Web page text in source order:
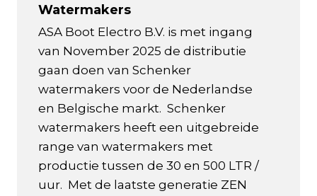
Watermakers
ASA Boot Electro B.V. is met ingang
van November 2025 de distributie
gaan doen van Schenker
watermakers voor de Nederlandse
en Belgische markt. Schenker
watermakers heeft een uitgebreide
range van watermakers met
productie tussen de 30 en 500 LTR /
uur. Met de laatste generatie ZEN